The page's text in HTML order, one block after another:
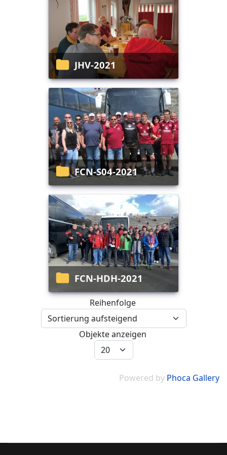
JHV-2021
FCN-S04-2021
FCN-HDH-2021
Reihenfolge
Objekte anzeigen
Powered by Phoca Gallery